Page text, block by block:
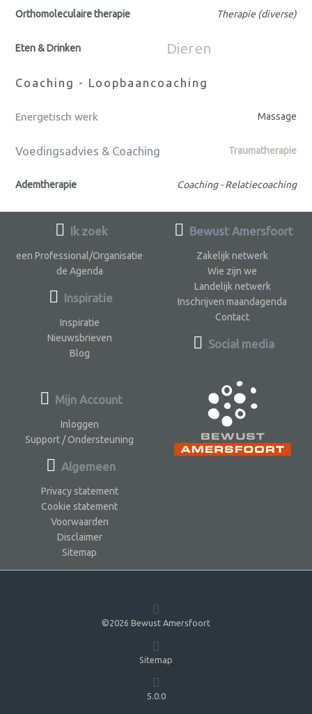
Orthomoleculaire therapie Therapie (diverse)
Eten & Drinken Dieren
Coaching - Loopbaancoaching
Energetisch werk Massage
Voedingsadvies & Coaching Traumatherapie
Ademtherapie Coaching - Relatiecoaching
Ik zoek
een Professional/Organisatie
de Agenda
Inspiratie
Inspiratie
Nieuwsbrieven
Blog
Bewust Amersfoort
Zakelijk netwerk
Wie zijn we
Landelijk netwerk
Inschrijven maandagenda
Contact
Social media
Mijn Account
Inloggen
Support / Ondersteuning
Algemeen
Privacy statement
Cookie statement
Voorwaarden
Disclaimer
Sitemap
©2026 Bewust Amersfoort
Sitemap
5.0.0